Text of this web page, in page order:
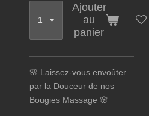
Ajouter
au
panier
🌸 Laissez-vous envoûter
par la Douceur de nos
Bougies Massage 🌸